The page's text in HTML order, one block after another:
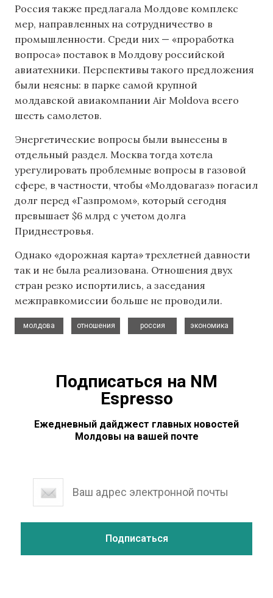
Россия также предлагала Молдове комплекс
мер, направленных на сотрудничество в
промышленности. Среди них — «проработка
вопроса» поставок в Молдову российской
авиатехники. Перспективы такого предложения
были неясны: в парке самой крупной
молдавской авиакомпании Air Moldova всего
шесть самолетов.
Энергетические вопросы были вынесены в
отдельный раздел. Москва тогда хотела
урегулировать проблемные вопросы в газовой
сфере, в частности, чтобы «Молдовагаз» погасил
долг перед «Газпромом», который сегодня
превышает $6 млрд с учетом долга
Приднестровья.
Однако «дорожная карта» трехлетней давности
так и не была реализована. Отношения двух
стран резко испортились, а заседания
межправкомиссии больше не проводили.
молдова
отношения
россия
экономика
Подписаться на NM
Espresso
Ежедневный дайджест главных новостей
Молдовы на вашей почте